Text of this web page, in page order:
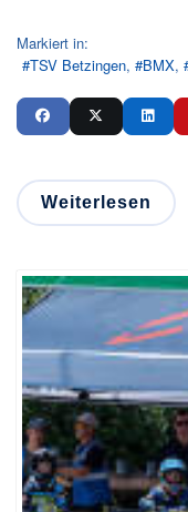
Markiert in:
TSV Betzingen
BMX
Weiterlesen